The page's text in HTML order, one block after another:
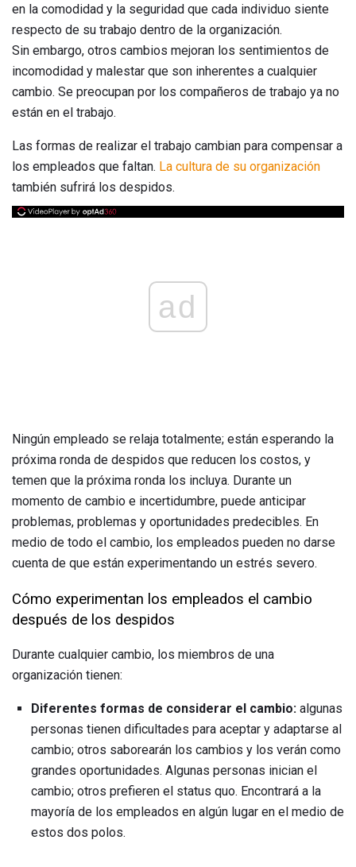
en la comodidad y la seguridad que cada individuo siente
respecto de su trabajo dentro de la organización.
Sin embargo, otros cambios mejoran los sentimientos de
incomodidad y malestar que son inherentes a cualquier
cambio. Se preocupan por los compañeros de trabajo ya no
están en el trabajo.
Las formas de realizar el trabajo cambian para compensar a
los empleados que faltan. La cultura de su organización
también sufrirá los despidos.
ad
Ningún empleado se relaja totalmente; están esperando la
próxima ronda de despidos que reducen los costos, y
temen que la próxima ronda los incluya. Durante un
momento de cambio e incertidumbre, puede anticipar
problemas, problemas y oportunidades predecibles. En
medio de todo el cambio, los empleados pueden no darse
cuenta de que están experimentando un estrés severo.
Cómo experimentan los empleados el cambio
después de los despidos
Durante cualquier cambio, los miembros de una
organización tienen:
Diferentes formas de considerar el cambio: algunas
personas tienen dificultades para aceptar y adaptarse al
cambio; otros saborearán los cambios y los verán como
grandes oportunidades. Algunas personas inician el
cambio; otros prefieren el status quo. Encontrará a la
mayoría de los empleados en algún lugar en el medio de
estos dos polos.